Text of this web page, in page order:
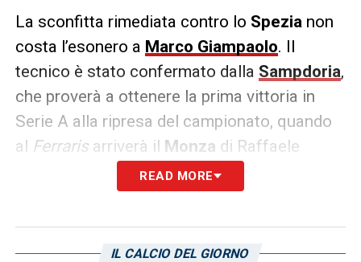
La sconfitta rimediata contro lo Spezianon
costa l’esonero a Marco Giampaolo. Il
tecnico è stato confermato dalla Sampdoria,
che proverà a ottenere la prima vittoria in
Serie A alla ripresa del campionato, quando
al Ferraris arriverà il Monza di Raffaele
Palladino. Il bottino di due punti in sette
partite non soddisfa certamente la società
finora svolto dal proprio allenatore.
READ MORE
IL CALCIO DEL GIORNO